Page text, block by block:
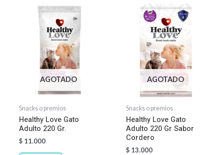
AGOTADO
Snacks o premios
Healthy Love Gato
Adulto 220 Gr.
$11.000
AGOTADO
Snacks o premios
Healthy Love Gato
Adulto 220 Gr Sabor
Cordero
$13.000